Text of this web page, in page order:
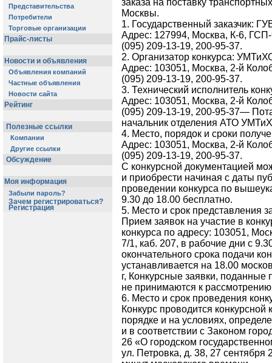
Представительства
Потребители
Торговые организации
Прайс-листы
Новости и объявления
Объявления компаний
Частные объявления
Новости сайта
Рейтинг
Полезные ссылки
Компании
Другие ссылки
Обсуждение
Моя информация
Забыли пароль?
Зачем регистрироваться?
Регистрация
заказа на поставку
Москвы.
1. Государственный заказчик:
Адрес: 127994, Москва, К-6, ГСП-
(095) 209-13-19, 200-95-37.
2. Организатор конкурса:
Адрес: 103051, Москва, 2-й
(095) 209-13-19, 200-95-37.
3. Технический исполнитель
Адрес: 103051, Москва, 2-й
(095) 209-13-19, 200-95-37—
начальник отделения АТО
4. Место, порядок и сроки
Адрес: 103051, Москва, 2-й
(095) 209-13-19, 200-95-37.
С конкурсной документацией
и приобрести начиная с даты
проведении конкурса по
9.30 до 18.00 бесплатно.
5. Место и срок представления
Прием заявок на участие в
конкурса по адресу: 103051,
7/1, каб. 207, в рабочие дни с
окончательного срока подачи
устанавливается на 18.00
г, Конкурсные заявки, поданные
не принимаются к
6. Место и срок проведения
Конкурс проводится
порядке и на условиях,
и в соответствии с Законом
26 «О городском
ул. Петровка, д. 38, 27 сентября